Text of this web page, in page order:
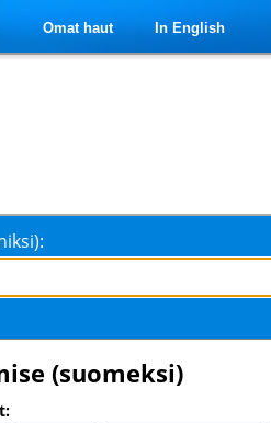
Omat haut In English
(suomeksi)